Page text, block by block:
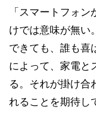
「スマートフォ
けでは意味が無い
できても、誰も喜
によって、家電と
る。それが掛け合
れることを期待し